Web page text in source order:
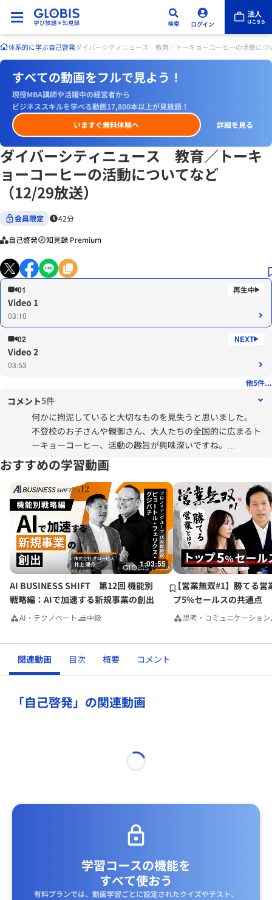
体系的に学ぶ自己啓発ダイバーシティニュース 教育／トーキョーコーヒーの活動につ
すべての動画をフルで見よう！
現役MBA講師や活躍中の経営者から
ビジネススキルを学べる動画17,800本以上が見放題！
いますぐ無料体験へ
詳細を見る
ダイバーシティニュース 教育／トーキ
ョーコーヒーの活動についてなど
（12/29放送）
会員限定 42分
自己啓発 知見録 Premium
01
Video 1
03:10
02
Video 2
03:53
他5件...
コメント5件
何かに拘泥していると大切なものを見失うと思いました。
不登校のお子さんや親御さん、大人たちの全国的に広まるト
ーキョーコーヒー、活動の趣旨が興味深いですね。
人の目を気にして生きている人は多いと思います。私自身そ
うでした。
そろそろ他人との比較ではなく、自分らしく生きるためのア
ップデートにウェイトを置いた方が楽しいとつくづく思いま
す。
おすすめの学習動画
1:03:55
AI BUSINESS SHIFT 第12回 機能別
戦略編：AIで加速する新規事業の創出
AI・テクノベート 中級
【営業無双#1】勝てる営
プ5%セールスの共通点
思考・コミュニケーション
関連動画 目次 概要 コメント
「自己啓発」の関連動画
学習コースの機能を
すべて使おう
有料プランでは、動画学習ごとに設定されたクイズやテスト、